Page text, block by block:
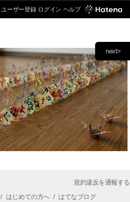
ユーザー登録 ログイン ヘルプ
next>
規約違反を通報する
/ はじめての方へ/ はてなブログ